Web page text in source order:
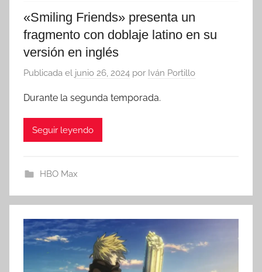
«Smiling Friends» presenta un
fragmento con doblaje latino en su
versión en inglés
Publicada el junio 26, 2024 por Iván Portillo
Durante la segunda temporada.
Seguir leyendo
HBO Max